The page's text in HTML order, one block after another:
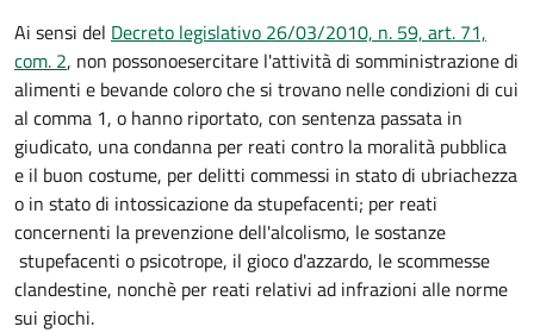
Ai sensi del Decreto legislativo 26/03/2010, n. 59, art. 71,
com. 2, non possonoesercitare l'attività di somministrazione di
alimenti e bevande coloro che si trovano nelle condizioni di cui
al comma 1, o hanno riportato, con sentenza passata in
giudicato, una condanna per reati contro la moralità pubblica
e il buon costume, per delitti commessi in stato di ubriachezza
o in stato di intossicazione da stupefacenti; per reati
concernenti la prevenzione dell'alcolismo, le sostanze
stupefacenti o psicotrope, il gioco d'azzardo, le scommesse
clandestine, nonchè per reati relativi ad infrazioni alle norme
sui giochi.